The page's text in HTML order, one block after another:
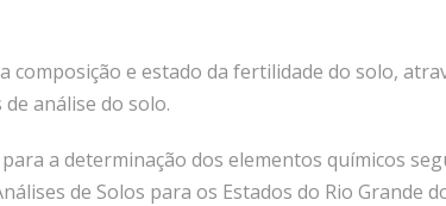
composição e estado da fertilidade do solo,
análise do solo.
a determinação dos elementos químicos
de Solos para os Estados do Rio Grande